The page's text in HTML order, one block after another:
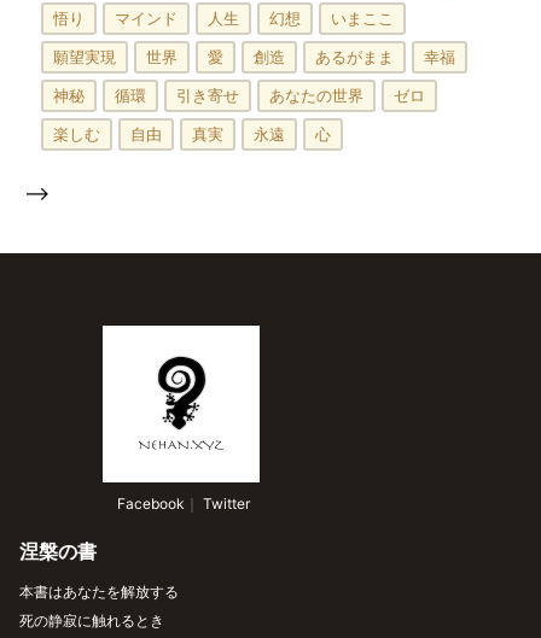
悟り
マインド 人生 幻想
いまここ
願望実現
世界 愛 創造 あるがまま
幸福
神秘
循環 引き寄せ あなたの世界
ゼロ
楽しむ
自由 真実 永遠 心
-->
Facebook ｜ Twitter
涅槃の書
本書はあなたを解放する
死の静寂に触れるとき